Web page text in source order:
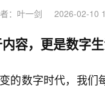
：叶一剑 2026-02-10
容，更是数字
的数字时代，我们